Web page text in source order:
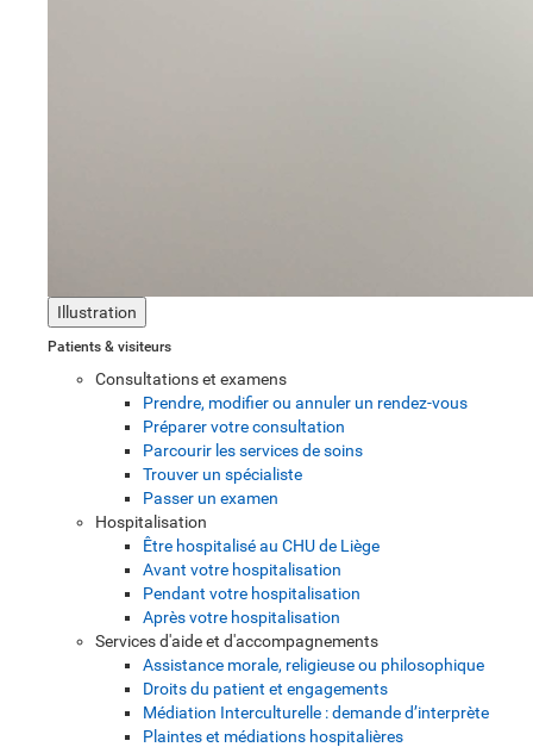
Illustration
Patients & visiteurs
Consultations et examens
Prendre, modifier ou annuler un rendez-vous
Préparer votre consultation
Parcourir les services de soins
Trouver un spécialiste
Passer un examen
Hospitalisation
Être hospitalisé au CHU de Liège
Avant votre hospitalisation
Pendant votre hospitalisation
Après votre hospitalisation
Services d'aide et d'accompagnements
Assistance morale, religieuse ou philosophique
Droits du patient et engagements
Médiation Interculturelle : demande d’interprète
Plaintes et médiations hospitalières